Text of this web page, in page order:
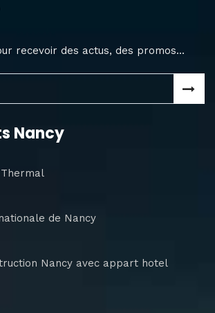
recevoir des actus, des promos...
Nancy
de Nancy
Nancy avec appart hotel